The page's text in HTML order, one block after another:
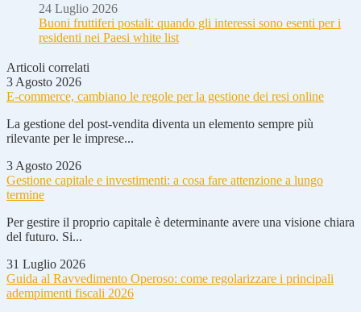
24 Luglio 2026
Buoni fruttiferi postali: quando gli interessi sono esenti per i
residenti nei Paesi white list
Articoli correlati
3 Agosto 2026
E-commerce, cambiano le regole per la gestione dei resi online
La gestione del post-vendita diventa un elemento sempre più
rilevante per le imprese...
3 Agosto 2026
Gestione capitale e investimenti: a cosa fare attenzione a lungo
termine
Per gestire il proprio capitale è determinante avere una visione chiara
del futuro. Si...
31 Luglio 2026
Guida al Ravvedimento Operoso: come regolarizzare i principali
adempimenti fiscali 2026